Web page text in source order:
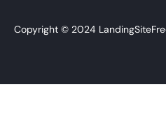
Copyright © 2024